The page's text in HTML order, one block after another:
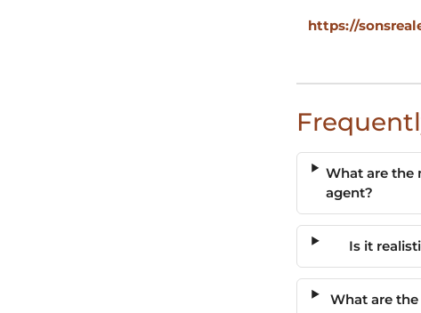
https://
What are the
agent?
Is it
What are